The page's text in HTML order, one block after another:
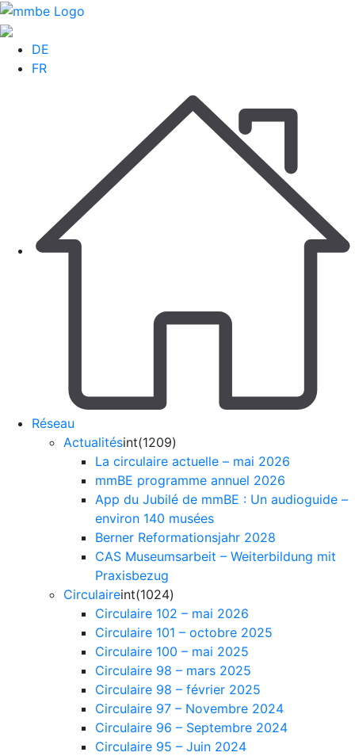
DE
FR
Réseau
Actualitésint(1209)
La circulaire actuelle – mai 2026
mmBE programme annuel 2026
App du Jubilé de mmBE : Un audioguide –
environ 140 musées
Berner Reformationsjahr 2028
CAS Museumsarbeit – Weiterbildung mit
Praxisbezug
Circulaireint(1024)
Circulaire 102 – mai 2026
Circulaire 101 – octobre 2025
Circulaire 100 – mai 2025
Circulaire 98 – mars 2025
Circulaire 98 – février 2025
Circulaire 97 – Novembre 2024
Circulaire 96 – Septembre 2024
Circulaire 95 – Juin 2024